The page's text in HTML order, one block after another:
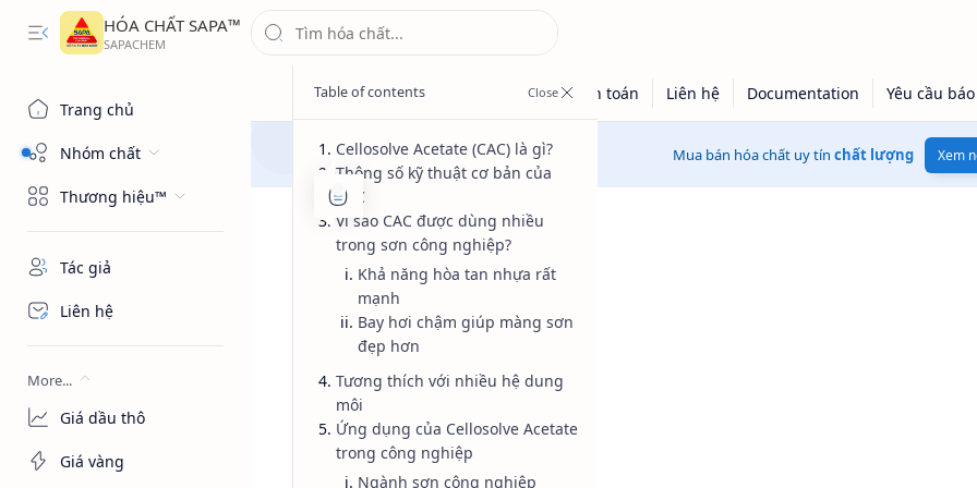
HÓA CHẤT SAPA™
Trang chủ
Nhóm chất
Thương hiệu™
Tác giả
Liên hệ
More...
Giá dầu thô
Giá vàng
Mua bán hóa chất uy tín chất lượng Xem
Cellosolve Acetate (CAC) là gì?
Thông số kỹ thuật cơ bản của
CAC
Vì sao CAC được dùng nhiều
trong sơn công nghiệp?
Khả năng hòa tan nhựa rất
mạnh
Bay hơi chậm giúp màng sơn
đẹp hơn
Tương thích với nhiều hệ dung
môi
Ứng dụng của Cellosolve Acetate
trong công nghiệp
Ngành sơn công nghiệp